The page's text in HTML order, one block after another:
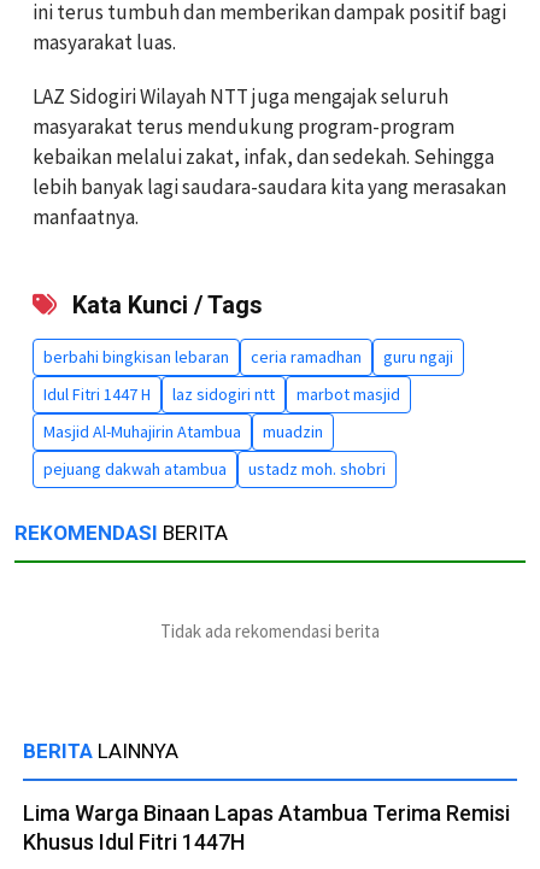
ini terus tumbuh dan memberikan dampak positif bagi
masyarakat luas.
LAZ Sidogiri Wilayah NTT juga mengajak seluruh
masyarakat terus mendukung program-program
kebaikan melalui zakat, infak, dan sedekah. Sehingga
lebih banyak lagi saudara-saudara kita yang merasakan
manfaatnya.
Kata Kunci / Tags
berbahi bingkisan lebaran ceria ramadhan
guru ngaji
Idul Fitri 1447 H
laz sidogiri ntt
marbot masjid
Masjid Al-Muhajirin Atambua
muadzin
pejuang dakwah atambua
ustadz moh. shobri
REKOMENDASI BERITA
Tidak ada rekomendasi berita
BERITA LAINNYA
Lima Warga Binaan Lapas Atambua Terima Remisi
Khusus Idul Fitri 1447H